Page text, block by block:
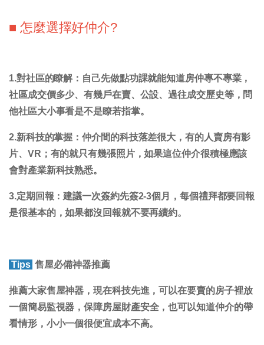
■ 怎麼選擇好仲介?
1.對社區的瞭解： 自己先做點功課就能知道房仲專不專業，
社區成交價多少、有幾戶在賣、公設、過往成交歷史等，問
他社區大小事看是不是瞭若指掌。
2.新科技的掌握：仲介間的科技落差很大，有的人賣房有影
片、VR；有的就只有幾張照片，如果這位仲介很積極應該
會對產業新科技熟悉。
3.定期回報：建議一次簽約先簽2-3個月，每個禮拜都要回報
是很基本的，如果都沒回報就不要再續約。
Tips 售屋必備神器推薦
推薦大家售屋神器，現在科技先進，可以在要賣的房子裡放
一個簡易監視器 ，保障房屋財產安全，也可以知道仲介的帶
看情形，小小一個很便宜成本不高。